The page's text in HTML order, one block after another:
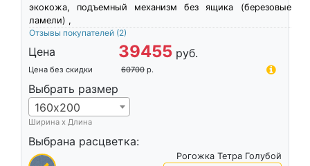
экокожа, подъемный механизм без ящика (березовые
ламели) ,
Отзывы покупателей (2)
Цена 39455 руб.
Цена без скидки 60700 р.
Выбрать размер
160х200
Ширина х Длина
Выбрана расцветка:
Рогожка Тетра Голубой